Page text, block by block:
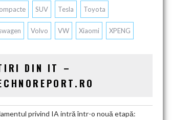
SUV Tesla Toyota
Volvo VW Xiaomi XPENG
DIN IT –
privind IA intră într-o nouă etapă: